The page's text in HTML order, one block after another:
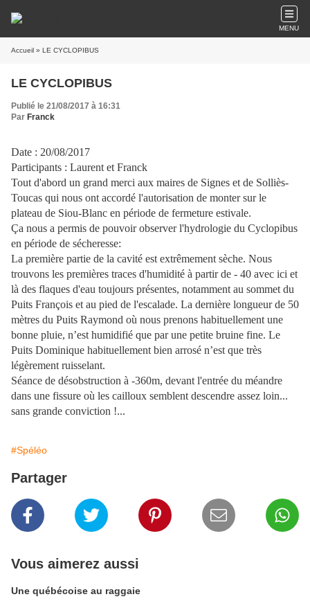
MENU
Accueil » LE CYCLOPIBUS
LE CYCLOPIBUS
Publié le 21/08/2017 à 16:31
Par Franck
Date : 20/08/2017
Participants : Laurent et Franck
Tout d'abord un grand merci aux maires de Signes et de Solliès-
Toucas qui nous ont accordé l'autorisation de monter sur le
plateau de Siou-Blanc en période de fermeture estivale.
Ça nous a permis de pouvoir observer l'hydrologie du Cyclopibus
en période de sécheresse:
La première partie de la cavité est extrêmement sèche. Nous
trouvons les premières traces d'humidité à partir de - 40 avec ici et
là des flaques d'eau toujours présentes, notamment au sommet du
Puits François et au pied de l'escalade. La dernière longueur de 50
mètres du Puits Raymond où nous prenons habituellement une
bonne pluie, n’est humidifié que par une petite bruine fine. Le
Puits Dominique habituellement bien arrosé n’est que très
légèrement ruisselant.
Séance de désobstruction à -360m, devant l'entrée du méandre
dans une fissure où les cailloux semblent descendre assez loin...
sans grande conviction !...
#Spéléo
Partager
Vous aimerez aussi
Une québécoise au raggaie